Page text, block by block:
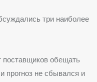
три наиболее
обещать
прогноз не сбывался и